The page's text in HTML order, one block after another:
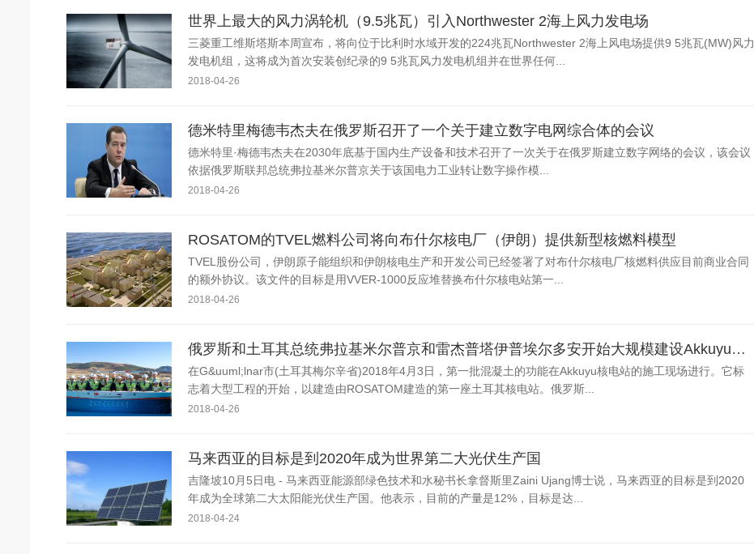
世界上最大的风力涡轮机（9.5兆瓦）引入Northwester 2海上风力发电场
三菱重工维斯塔斯本周宣布，将向位于比利时水域开发的224兆瓦Northwester 2海上风电场提供9 5兆瓦(MW)风力
发电机组，这将成为首次安装创纪录的9 5兆瓦风力发电机组并在世界任何...
2018-04-26
德米特里梅德韦杰夫在俄罗斯召开了一个关于建立数字电网综合体的会议
德米特里·梅德韦杰夫在2030年底基于国内生产设备和技术召开了一次关于在俄罗斯建立数字网络的会议，该会议
依据俄罗斯联邦总统弗拉基米尔普京关于该国电力工业转让数字操作模...
2018-04-26
ROSATOM的TVEL燃料公司将向布什尔核电厂（伊朗）提供新型核燃料模型
TVEL股份公司，伊朗原子能组织和伊朗核电生产和开发公司已经签署了对布什尔核电厂核燃料供应目前商业合同
的额外协议。该文件的目标是用VVER-1000反应堆替换布什尔核电站第一...
2018-04-26
俄罗斯和土耳其总统弗拉基米尔普京和雷杰普塔伊普埃尔多安开始大规模建设Akkuyu核电站
在G&uuml;lnar市(土耳其梅尔辛省)2018年4月3日，第一批混凝土的功能在Akkuyu核电站的施工现场进行。它标
志着大型工程的开始，以建造由ROSATOM建造的第一座土耳其核电站。俄罗斯...
2018-04-26
马来西亚的目标是到2020年成为世界第二大光伏生产国
吉隆坡10月5日电 - 马来西亚能源部绿色技术和水秘书长拿督斯里Zaini Ujang博士说，马来西亚的目标是到2020
年成为全球第二大太阳能光伏生产国。他表示，目前的产量是12%，目标是达...
2018-04-24